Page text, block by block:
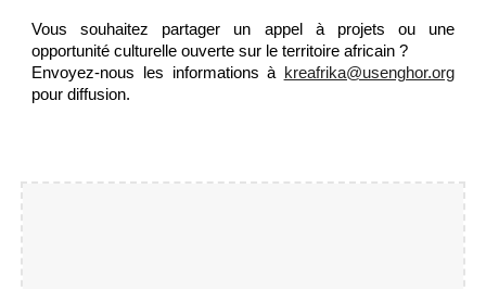
Vous souhaitez partager un appel à projets ou une
opportunité culturelle ouverte sur le territoire africain ?
Envoyez-nous les informations à
kreafrika@usenghor.org
pour diffusion.